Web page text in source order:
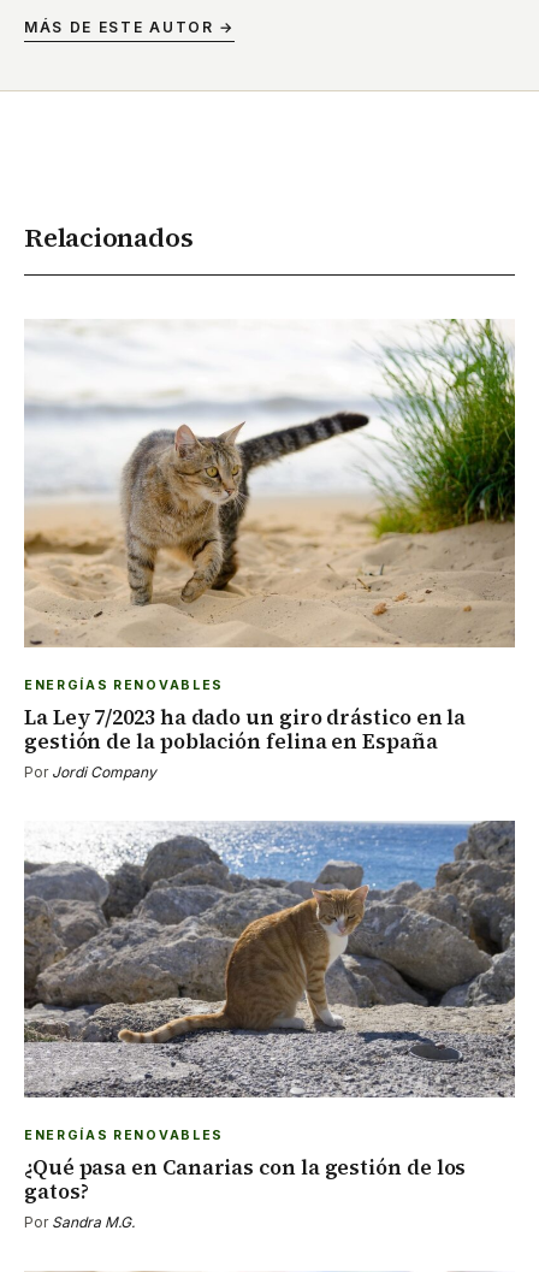
MÁS DE ESTE AUTOR →
Relacionados
ENERGÍAS RENOVABLES
La Ley 7/2023 ha dado un giro drástico en la
gestión de la población felina en España
Por Jordi Company
ENERGÍAS RENOVABLES
¿Qué pasa en Canarias con la gestión de los
gatos?
Por Sandra M.G.